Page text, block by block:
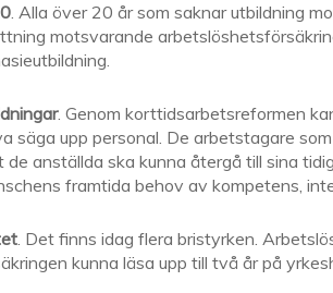
. Alla över 20 år som saknar utbildning
motsvarande
. Genom korttidsarbetsreformen
säga upp personal. De arbetstagare
anställda ska kunna återgå till sina
framtida behov av kompetens,
. Det finns idag flera bristyrken.
kunna läsa upp till två år på